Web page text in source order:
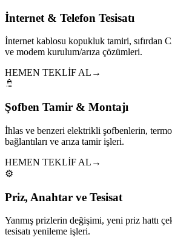
İnternet & Telefon Tesisatı
İnternet kablosu kopukluk tamiri, sıfırdan
ve modem kurulum/arıza çözümleri.
HEMEN TEKLİF AL →
🚿
Şofben Tamir & Montajı
İhlas ve benzeri elektrikli şofbenlerin,
bağlantıları ve arıza tamir işleri.
HEMEN TEKLİF AL →
⚙️
Priz, Anahtar ve Tesisat
Yanmış prizlerin değişimi, yeni priz hattı
tesisatı yenileme işleri.